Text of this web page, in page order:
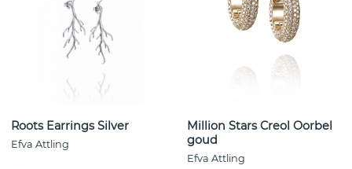
Roots Earrings Silver
Efva Attling
Million Stars Creol Oorbel
goud
Efva Attling